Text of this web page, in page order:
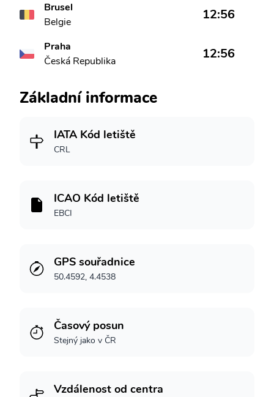
Brusel
Belgie
12:56
Praha
Česká Republika
12:56
Základní informace
IATA Kód letiště
CRL
ICAO Kód letiště
EBCI
GPS souřadnice
50.4592, 4.4538
Časový posun
Stejný jako v ČR
Vzdálenost od centra